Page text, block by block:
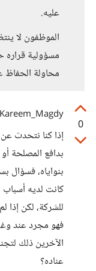
عليه.
الموظفون لا
مسؤولية قراره
محاولة الحفاظ
0
Kareem_Magdy
إذا كنا نتحدث
بدافع المصلحة
بنواياه،
كانت لديه أسباب
للشركة، لكن
فهو مجرد عند
الآخرين ذلك
عناده؟